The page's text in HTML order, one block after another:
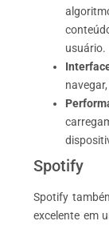
usuário.
Spotify
Spotify
excelente em